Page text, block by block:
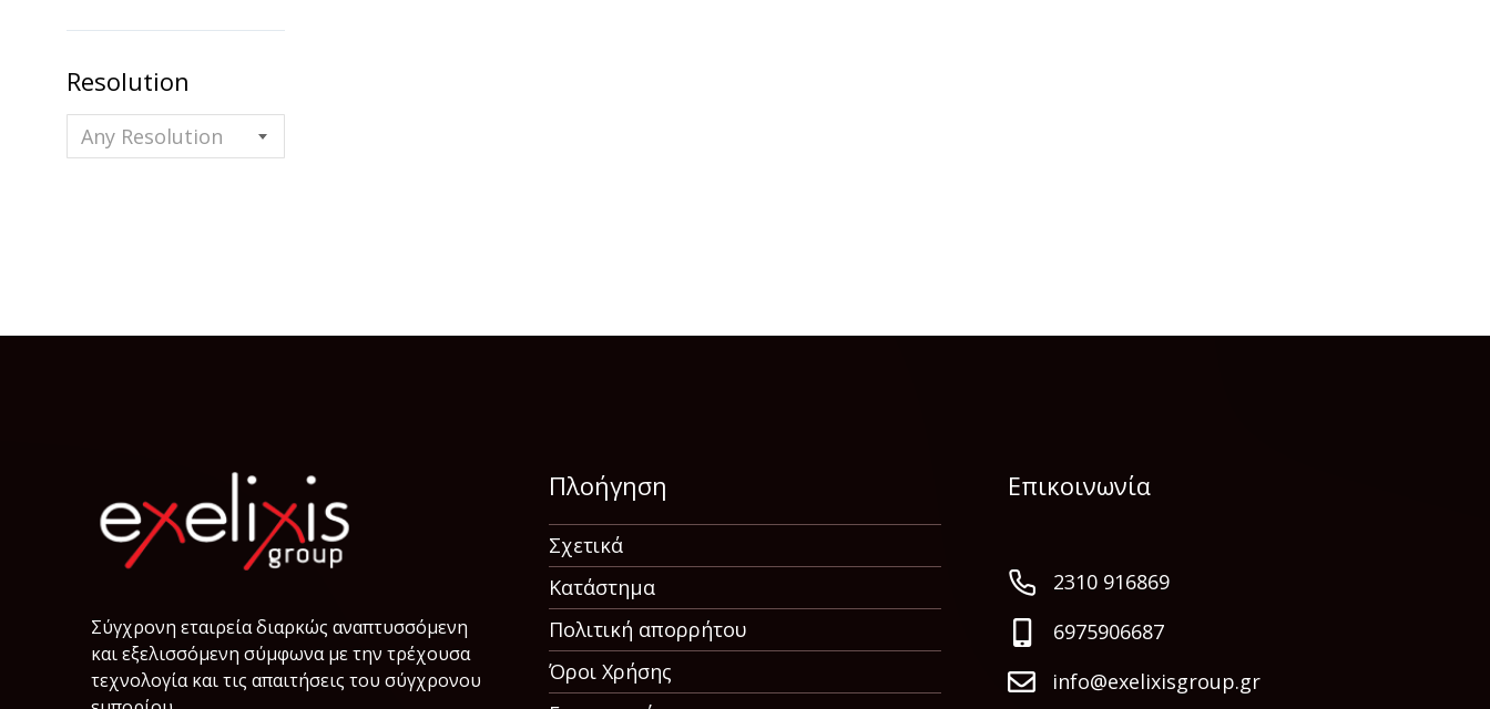
Resolution
Any Resolution
Σύγχρονη εταιρεία διαρκώς αναπτυσσόμενη
και εξελισσόμενη σύμφωνα µε την τρέχουσα
τεχνολογία και τις απαιτήσεις του σύγχρονου
Πλοήγηση
Σχετικά
Κατάστημα
Πολιτική απορρήτου
Όροι Χρήσης
Επικοινωνία
2310 916869
6975906687
info@exelixisgroup.gr